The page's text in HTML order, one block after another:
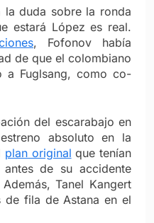
la duda sobre la ronda
estará López es real.
, Fofonov había
de que el colombiano
a Fuglsang, como co-
del escarabajo en
absoluto en la
plan original que tenían
de su accidente
Tanel Kangert
fila de Astana en el